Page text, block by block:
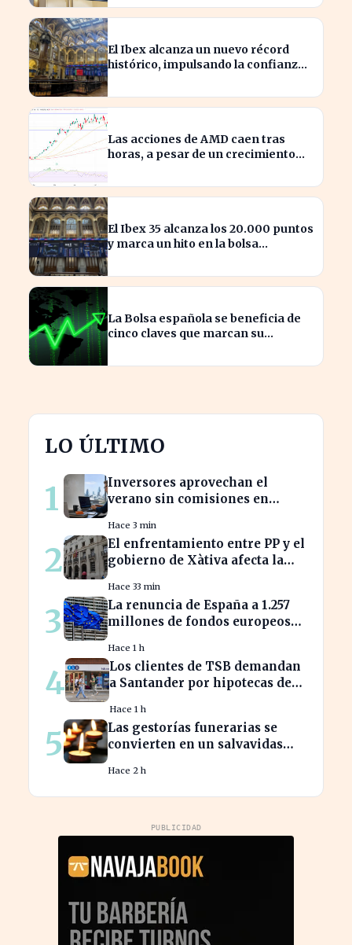
El Ibex alcanza un nuevo récord
histórico, impulsando la confianza
Las acciones de AMD caen tras
horas, a pesar de un crecimiento
El Ibex 35 alcanza los 20.000 puntos
y marca un hito en la bolsa
La Bolsa española se beneficia de
cinco claves que marcan su
LO ÚLTIMO
1
Inversores aprovechan el
verano sin comisiones en
significativos en bolsa
internacional
Hace 3 min
2
El enfrentamiento entre PP y el
gobierno de Xàtiva afecta la
Hace 33 min
3
La renuncia de España a 1.257
millones de fondos europeos
Hace 1 h
4
Los clientes de TSB demandan
a Santander por hipotecas de
Hace 1 h
5
Las gestorías funerarias se
convierten en un salvavidas
administrativo tras un
fallecimiento.
Hace 2 h
PUBLICIDAD